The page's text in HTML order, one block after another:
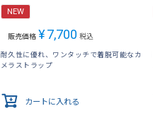
NEW
販売価格 ¥7,700 税込
耐久性に優れ、ワンタッチで着脱可能なカ
メラストラップ
カートに入れる